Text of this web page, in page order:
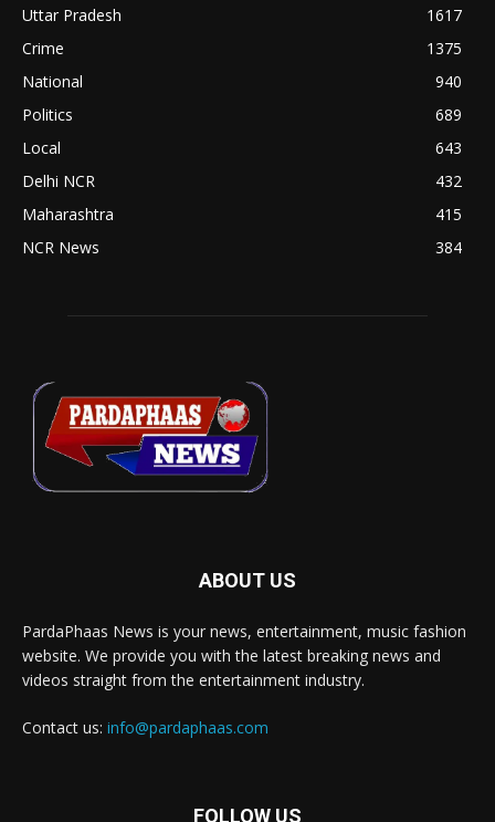
Uttar Pradesh
1617
Crime
1375
National
940
Politics
689
Local
643
Delhi NCR
432
Maharashtra
415
NCR News
384
ABOUT US
PardaPhaas News is your news, entertainment, music fashion
website. We provide you with the latest breaking news and
videos straight from the entertainment industry.
Contact us: info@pardaphaas.com
FOLLOW US